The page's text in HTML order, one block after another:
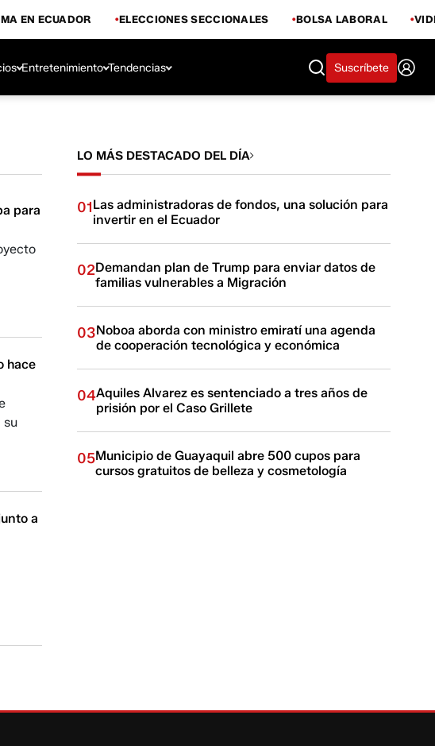
EN ECUADOR ELECCIONES SECCIONALES BOLSA LABORAL
Entretenimiento Tendencias Suscríbete
para
hace
su
a
LO MÁS DESTACADO DEL DÍA
01Las administradoras de fondos, una solución para
invertir en el Ecuador
02Demandan plan de Trump para enviar datos de
familias vulnerables a Migración
03Noboa aborda con ministro emiratí una agenda
de cooperación tecnológica y económica
04Aquiles Alvarez es sentenciado a tres años de
prisión por el Caso Grillete
05Municipio de Guayaquil abre 500 cupos para
cursos gratuitos de belleza y cosmetología